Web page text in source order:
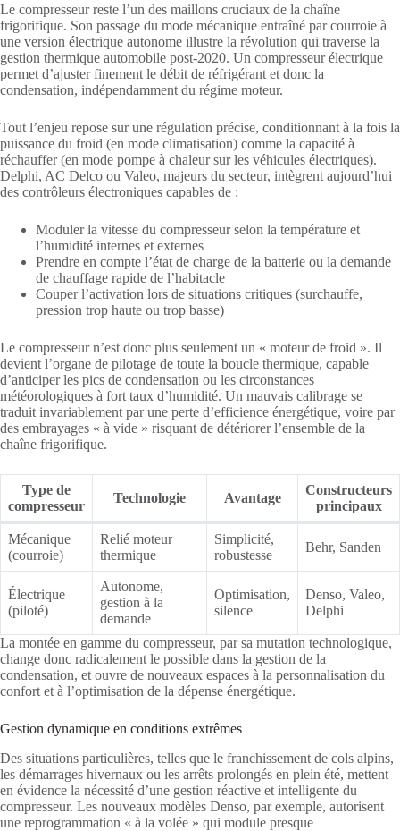
Le compresseur reste l’un des maillons cruciaux de la chaîne
frigorifique. Son passage du mode mécanique entraîné par courroie à
une version électrique autonome illustre la révolution qui traverse la
gestion thermique automobile post-2020. Un compresseur électrique
permet d’ajuster finement le débit de réfrigérant et donc la
condensation, indépendamment du régime moteur.
Tout l’enjeu repose sur une régulation précise, conditionnant à la fois la
puissance du froid (en mode climatisation) comme la capacité à
réchauffer (en mode pompe à chaleur sur les véhicules électriques).
Delphi, AC Delco ou Valeo, majeurs du secteur, intègrent aujourd’hui
des contrôleurs électroniques capables de :
Moduler la vitesse du compresseur selon la température et
l’humidité internes et externes
Prendre en compte l’état de charge de la batterie ou la demande
de chauffage rapide de l’habitacle
Couper l’activation lors de situations critiques (surchauffe,
pression trop haute ou trop basse)
Le compresseur n’est donc plus seulement un « moteur de froid ». Il
devient l’organe de pilotage de toute la boucle thermique, capable
d’anticiper les pics de condensation ou les circonstances
météorologiques à fort taux d’humidité. Un mauvais calibrage se
traduit invariablement par une perte d’efficience énergétique, voire par
des embrayages « à vide » risquant de détériorer l’ensemble de la
chaîne frigorifique.
Type de
compresseur
Technologie Avantage
Constructeurs
principaux
Mécanique
(courroie)
Relié moteur
thermique
Simplicité,
robustesse
Behr, Sanden
Électrique
(piloté)
Autonome,
gestion à la
demande
Optimisation,
silence
Denso, Valeo,
Delphi
La montée en gamme du compresseur, par sa mutation technologique,
change donc radicalement le possible dans la gestion de la
condensation, et ouvre de nouveaux espaces à la personnalisation du
confort et à l’optimisation de la dépense énergétique.
Gestion dynamique en conditions extrêmes
Des situations particulières, telles que le franchissement de cols alpins,
les démarrages hivernaux ou les arrêts prolongés en plein été, mettent
en évidence la nécessité d’une gestion réactive et intelligente du
compresseur. Les nouveaux modèles Denso, par exemple, autorisent
une reprogrammation « à la volée » qui module presque